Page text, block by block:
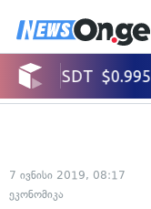
7 ივნისი 2019, 08:17
ეკონომიკა